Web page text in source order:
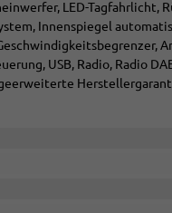
LED-Tagfahrlicht,
Innenspiegel
USB, Radio, Radio